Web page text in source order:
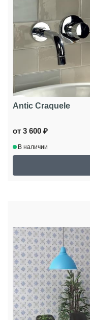
Antic Craquele
от 3 600 ₽
В наличии